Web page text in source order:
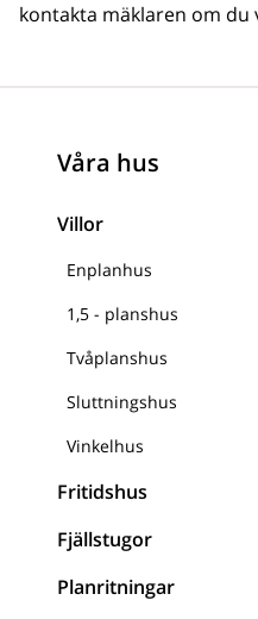
kontakta mäklaren om du
Våra hus
Villor
Enplanhus
1,5 - planshus
Tvåplanshus
Sluttningshus
Vinkelhus
Fritidshus
Fjällstugor
Planritningar